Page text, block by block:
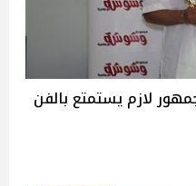
لازم يستمتع بالفن